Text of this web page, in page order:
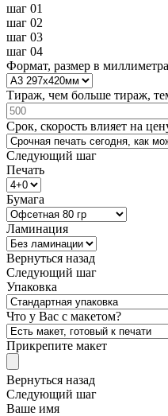
шаг 01
шаг 02
шаг 03
шаг 04
Формат, размер в
Тираж, чем больше тираж,
Срок, скорость влияет на
Следующий шаг
Печать
Бумага
Ламинация
Вернуться назад
Следующий шаг
Упаковка
Что у Вас с макетом?
Прикрепите макет
Вернуться назад
Следующий шаг
Ваше имя